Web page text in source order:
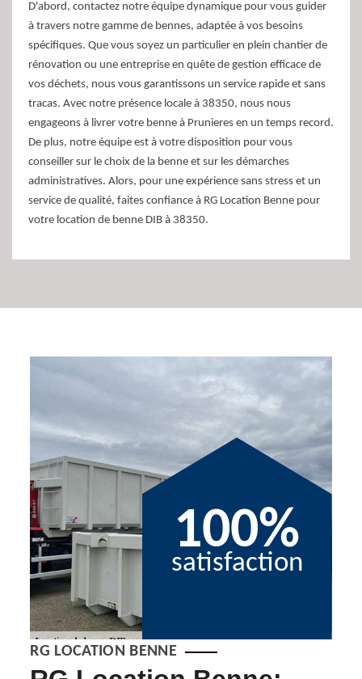
D'abord, contactez notre équipe dynamique pour vous guider
à travers notre gamme de bennes, adaptée à vos besoins
spécifiques. Que vous soyez un particulier en plein chantier de
rénovation ou une entreprise en quête de gestion efficace de
vos déchets, nous vous garantissons un service rapide et sans
tracas. Avec notre présence locale à 38350, nous nous
engageons à livrer votre benne à Prunieres en un temps record.
De plus, notre équipe est à votre disposition pour vous
conseiller sur le choix de la benne et sur les démarches
administratives. Alors, pour une expérience sans stress et un
service de qualité, faites confiance à RG Location Benne pour
votre location de benne DIB à 38350.
100%
satisfaction
RG LOCATION BENNE